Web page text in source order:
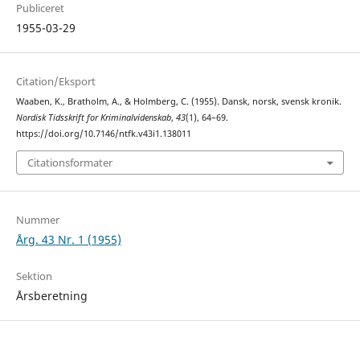
Publiceret
1955-03-29
Citation/Eksport
Waaben, K., Bratholm, A., & Holmberg, C. (1955). Dansk, norsk, svensk kronik.
Nordisk Tidsskrift for Kriminalvidenskab, 43(1), 64–69.
https://doi.org/10.7146/ntfk.v43i1.138011
Citationsformater
Nummer
Årg. 43 Nr. 1 (1955)
Sektion
Årsberetning